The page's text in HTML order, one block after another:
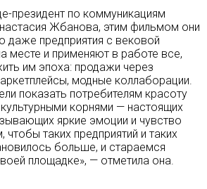
президент по коммуникациям
Жбанова, этим фильмом они
даже предприятия с вековой
месте и применяют в работе все,
им эпоха: продажи через
модные коллаборации.
показать потребителям красоту
корнями — настоящих
яркие эмоции и чувство
таких предприятий и таких
больше, и стараемся
площадке», — отметила она.